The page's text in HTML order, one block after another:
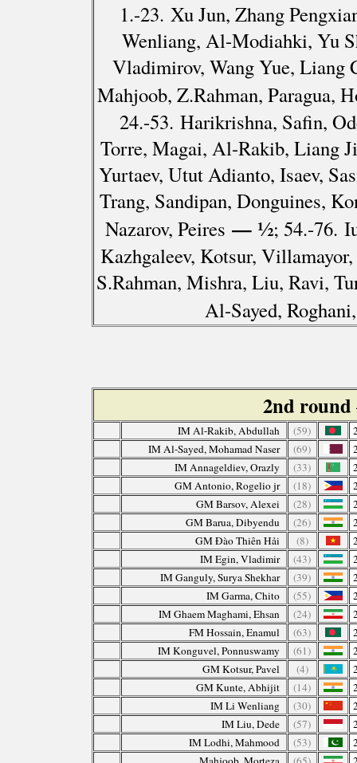
1.-23. Xu Jun, Zhang
Wenliang, Al-Modiahki, Yu
Vladimirov, Wang Yue, Liang
Mahjoob, Z.Rahman, Paragua,
24.-53. Harikrishna, Safin,
Torre, Magai, Al-Rakib, Liang
Yurtaev, Utut Adianto, Isaev,
Trang, Sandipan, Donguines,
Nazarov, Peires — ½; 54.-76.
Kazhgaleev, Kotsur,
S.Rahman, Mishra, Liu, Ravi,
Al-Sayed,
2nd round
IM Al-Rakib, Abdullah (59)
IM Al-Sayed, Mohamad Naser
(69)
IM Annageldiev, Orazly
(33)
GM Antonio, Rogelio jr
(18)
GM Barsov, Alexei
(28)
GM Barua, Dibyendu
(26)
GM Đào Thiên Hải
(8)
IM Egin, Vladimir
(43)
IM Ganguly, Surya Shekhar
(39)
IM Garma, Chito
(55)
IM Ghaem Maghami, Ehsan
(24)
FM Hossain, Enamul
(63)
IM Konguvel, Ponnuswamy
(61)
GM Kotsur, Pavel
(4)
GM Kunte, Abhijit
(14)
IM Li Wenliang
(30)
IM Liu, Dede
(57)
IM Lodhi, Mahmood
(53)